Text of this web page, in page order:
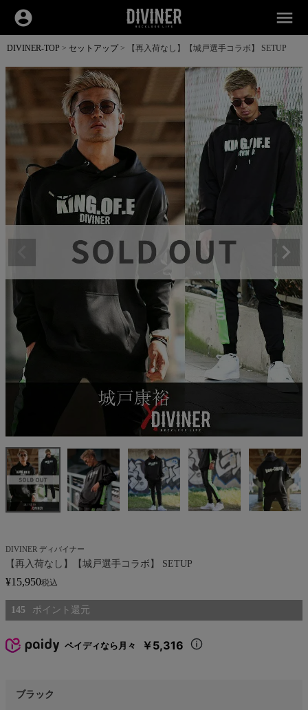
account_circle menu
DIVINER-TOP セットアップ 【再入荷なし】【城戸選手コラボ】 SETUP
DIVINER ディバイナー
【再入荷なし】【城戸選手コラボ】 SETUP
¥15,950税込
145
ペイディなら月々 ￥5,316
ブラック